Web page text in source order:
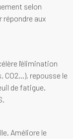
selon
aux
l'élimination
repousse le
de fatigue.
Améliore le